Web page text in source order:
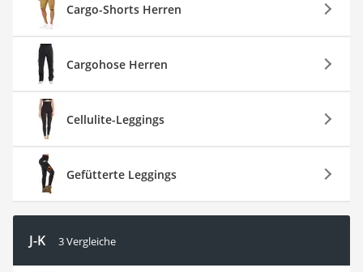
Cargo-Shorts Herren
Cargohose Herren
Cellulite-Leggings
Gefütterte Leggings
J-K 3 Vergleiche